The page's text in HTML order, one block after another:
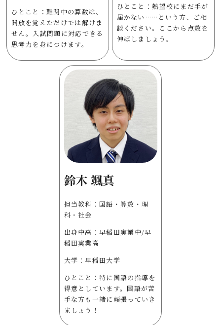
ひとこと：難関中の算数は、
開放を覚えただけでは解けま
せん。入試問題に対応できる
思考力を身につけます。
ひとこと：熱望校にまだ手が
届かない……という方、ご相
談ください。ここから点数を
伸ばしましょう。
鈴木 颯真
担当教科：国語・算数・理
科・社会
出身中高：早稲田実業中/早
稲田実業高
大学：早稲田大学
ひとこと：特に国語の指導を
得意としています。国語が苦
手な方も一緒に頑張っていき
ましょう！